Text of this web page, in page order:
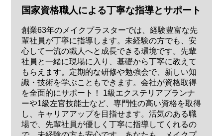
国家資格職人による丁寧な指導とサポート
創業63年のメイクプラスターでは、経験豊富な先
輩社員が丁寧に指導します。未経験の方でも、安
心して一流の職人へと成長できる環境です。先輩
社員と一緒に現場に入り、基礎から丁寧に教えて
もらえます。定期的な研修や勉強会で、新しい知
識・技術を学ぶこともできます。会社が資格取得
を全面的にサポート！ 1級エクステリアプランナ
ーや1級左官技能士など、専門性の高い資格を取得
し、キャリアアップを目指せます。活気のある職
場で、先輩社員が優しく丁寧に指導してくれるの